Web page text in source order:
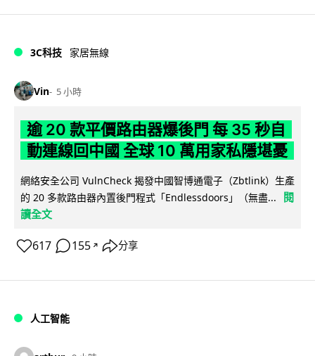
3C科技 家居無線
Vin 5 小時
逾 20 款平價路由器爆後門 每 35 秒自
動連線回中國 全球 10 萬用家私隱堪憂
網絡安全公司 VulnCheck 揭發中國智博通電子（Zbtlink）生產
的 20 多款路由器內置後門程式「Endlessdoors」（無盡...
閱
讀全文
617 155 ↗ 分享
人工智能